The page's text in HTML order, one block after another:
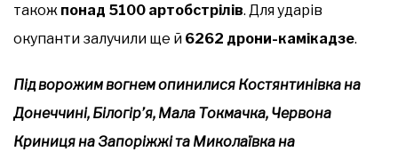
також понад 5100 артобстрілів. Для ударів
окупанти залучили ще й 6262 дрони-камікадзе.
Під ворожим вогнем опинилися Костянтинівка на
Донеччині, Білогір’я, Мала Токмачка, Червона
Криниця на Запоріжжі та Миколаївка на